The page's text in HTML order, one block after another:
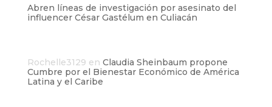
Abren líneas de investigación por asesinato del
influencer César Gastélum en Culiacán
Rochelle3129 en Claudia Sheinbaum propone
Cumbre por el Bienestar Económico de América
Latina y el Caribe